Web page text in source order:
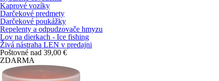
Kaprové vozíky
Darčekové predmety
Darčekové poukážky
Repelenty a odpudzovače hmyzu
Lov na dierkach - Ice fishing
Živá nástraha LEN v predajni
Poštovné nad 39,00 €
ZDARMA